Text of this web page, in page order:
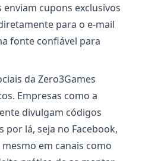
cupons exclusivos
para o e-mail
fonte confiável para
da Zero3Games
Empresas como a
divulgam códigos
lá, seja no Facebook,
em canais como